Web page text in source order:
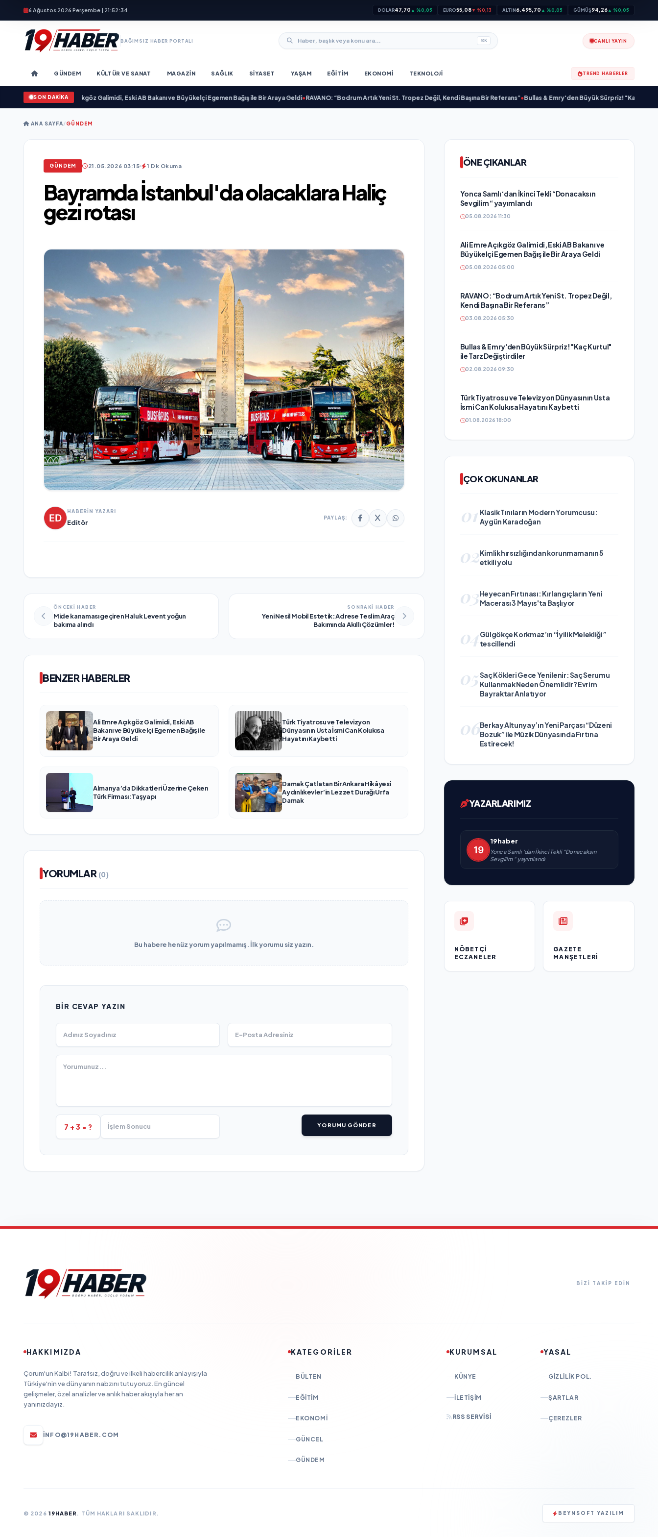
6 Ağustos 2026 Perşembe | 21:52:35 DOLAR47,70 ▲ %0,05 EURO55,08▼ %0,13 ALTIN6.495,70 ▲ %0,05 GÜMÜŞ94,26▲ %0,05
BAĞIMSIZ HABER PORTALI ⌘K CANLI YAYIN
GÜNDEM KÜLTÜR VE SANAT MAGAZIN SAĞLIK SIYASET YAŞAM EĞITIM EKONOMI TEKNOLOJI TREND HABERLER
SON DAKİKA
Ali Emre Açıkgöz Galimidi, Eski AB Bakanı ve Büyükelçi Egemen Bağış ile Bir Araya Geldi•RAVANO: “Bodrum Artık Yeni St. Tropez Değil, Kendi Başına Bir Referans”•Bullas & Emry'den Büyük Sürpriz! "Kaç Kurtul" ile
ANA SAYFA/GÜNDEM
GÜNDEM 21.05.2026 03:15 1 Dk Okuma
Bayramda İstanbul'da olacaklara Haliç
gezi rotası
HABERİN YAZARI
Editör
PAYLAŞ:
ÖNCEKİ HABER
Mide kanaması geçiren Haluk Levent yoğun
bakıma alındı
SONRAKİ HABER
Yeni Nesil Mobil Estetik: Adrese Teslim Araç
Bakımında Akıllı Çözümler!
BENZER HABERLER
Ali Emre Açıkgöz Galimidi, Eski AB
Bakanı ve Büyükelçi Egemen Bağış ile
Bir Araya Geldi
Türk Tiyatrosu ve Televizyon
Dünyasının Usta İsmi Can Kolukısa
Hayatını Kaybetti
Almanya’da Dikkatleri Üzerine Çeken
Türk Firması: Taşyapı
Damak Çatlatan Bir Ankara Hikâyesi
Aydınlıkevler’in Lezzet Durağı Urfa
Damak
YORUMLAR (0)
Bu habere henüz yorum yapılmamış. İlk yorumu siz yazın.
BIR CEVAP YAZIN
7 + 3 = ? YORUMU GÖNDER
ÖNE ÇIKANLAR
Yonca Samlı ‘dan İkinci Tekli “Donacaksın
Sevgilim “ yayımlandı
05.08.2026 11:30
Ali Emre Açıkgöz Galimidi, Eski AB Bakanı ve
Büyükelçi Egemen Bağış ile Bir Araya Geldi
05.08.2026 05:00
RAVANO: “Bodrum Artık Yeni St. Tropez Değil,
Kendi Başına Bir Referans”
03.08.2026 05:30
Bullas & Emry'den Büyük Sürpriz! "Kaç Kurtul"
ile Tarz Değiştirdiler
02.08.2026 09:30
Türk Tiyatrosu ve Televizyon Dünyasının Usta
İsmi Can Kolukısa Hayatını Kaybetti
01.08.2026 18:00
ÇOK OKUNANLAR
01 Klasik Tınıların Modern Yorumcusu:
Aygün Karadoğan
02Kimlik hırsızlığından korunmamanın 5
etkili yolu
03Heyecan Fırtınası: Kırlangıçların Yeni
Macerası 3 Mayıs'ta Başlıyor
04Gülgökçe Korkmaz’ın “İyilik Melekliği”
tescillendi
05Saç Kökleri Gece Yenilenir: Saç Serumu
Kullanmak Neden Önemlidir? Evrim
Bayraktar Anlatıyor
06Berkay Altunyay’ın Yeni Parçası “Düzeni
Bozuk” ile Müzik Dünyasında Fırtına
Estirecek!
YAZARLARIMIZ
19haber
Yonca Samlı ‘dan İkinci Tekli “Donacaksın
Sevgilim “ yayımlandı
NÖBETÇI
ECZANELER
GAZETE
MANŞETLERI
BİZİ TAKİP EDİN
HAKKIMIZDA
Çorum'un Kalbi! Tarafsız, doğru ve ilkeli habercilik anlayışıyla
Türkiye'nin ve dünyanın nabzını tutuyoruz. En güncel
gelişmeler, özel analizler ve anlık haber akışıyla her an
yanınızdayız.
INFO@19HABER.COM
KATEGORİLER
BÜLTEN
EĞITIM
EKONOMI
GÜNCEL
GÜNDEM
KURUMSAL
KÜNYE
İLETIŞIM
RSS SERVISI
YASAL
GIZLILIK POL.
ŞARTLAR
ÇEREZLER
© 2026 19HABER . TÜM HAKLARI SAKLIDIR. BEYNSOFT YAZILIM